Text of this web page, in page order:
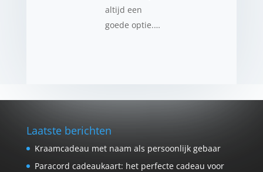
altijd een
goede optie.…
Laatste berichten
Kraamcadeau met naam als persoonlijk gebaar
Paracord cadeaukaart: het perfecte cadeau voor